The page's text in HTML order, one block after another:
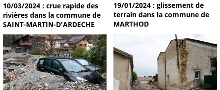
10/03/2024 : crue rapide des
rivières dans la commune de
SAINT-MARTIN-D'ARDECHE
19/01/2024 : glissement de
terrain dans la commune de
MARTHOD